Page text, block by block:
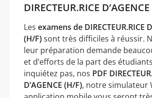
DIRECTEUR.RICE
Les examens de DIRECTEUR.RICE
(H/F)sont très difficiles à réussir.
leur préparation demande
et d’efforts de la part des
inquiétez pas, nos PDF
D’AGENCE (H/F), notre simulateur